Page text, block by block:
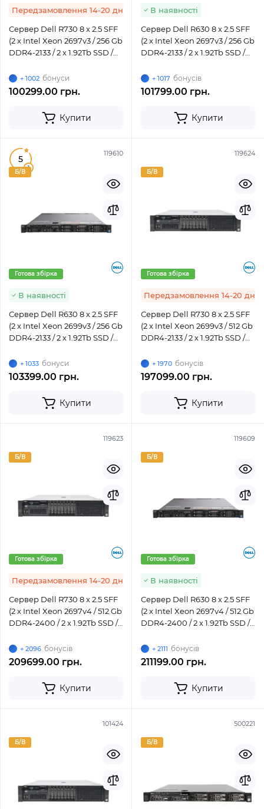
Передзамовлення 14-20 днів
Сервер Dell R730 8 x 2.5 SFF
(2 x Intel Xeon 2697v3 / 256 Gb
DDR4-2133 / 2 x 1.92Tb SSD /
+ 1002 бонуси
100299.00 грн.
Купити
В наявності
Сервер Dell R630 8 x 2.5 SFF
(2 x Intel Xeon 2697v3 / 256 Gb
DDR4-2133 / 2 x 1.92Tb SSD /
+ 1017 бонусів
101799.00 грн.
Купити
119610
Б/В
Готова збірка
5
1
В наявності
Сервер Dell R630 8 x 2.5 SFF
(2 x Intel Xeon 2699v3 / 256 Gb
DDR4-2133 / 2 x 1.92Tb SSD /
+ 1033 бонуси
103399.00 грн.
Купити
119624
Б/В
Готова збірка
Передзамовлення 14-20 днів
Сервер Dell R730 8 x 2.5 SFF
(2 x Intel Xeon 2699v3 / 512 Gb
DDR4-2133 / 2 x 1.92Tb SSD /
+ 1970 бонусів
197099.00 грн.
Купити
119623
Б/В
Готова збірка
Передзамовлення 14-20 днів
Сервер Dell R730 8 x 2.5 SFF
(2 x Intel Xeon 2697v4 / 512 Gb
DDR4-2400 / 2 x 1.92Tb SSD /
+ 2096 бонусів
209699.00 грн.
Купити
119609
Б/В
Готова збірка
В наявності
Сервер Dell R630 8 x 2.5 SFF
(2 x Intel Xeon 2697v4 / 512 Gb
DDR4-2400 / 2 x 1.92Tb SSD /
+ 2111 бонусів
211199.00 грн.
Купити
101424
Б/В
500221
Б/В